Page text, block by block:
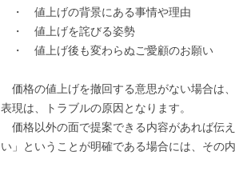
・ 値上げの背景にある事情や理由
・ 値上げを詫びる姿勢
・ 値上げ後も変わらぬご愛顧のお願い
価格の値上げを撤回する意思がない場合は
表現は、トラブルの原因となります。
価格以外の面で提案できる内容があれば伝
い」ということが明確である場合には、その内